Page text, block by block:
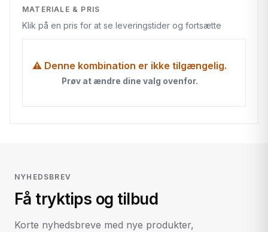
MATERIALE & PRIS
Klik på en pris for at se leveringstider og fortsætte
⚠ Denne kombination er ikke tilgængelig.
Prøv at ændre dine valg ovenfor.
NYHEDSBREV
Få tryktips og tilbud
Korte nyhedsbreve med nye produkter,